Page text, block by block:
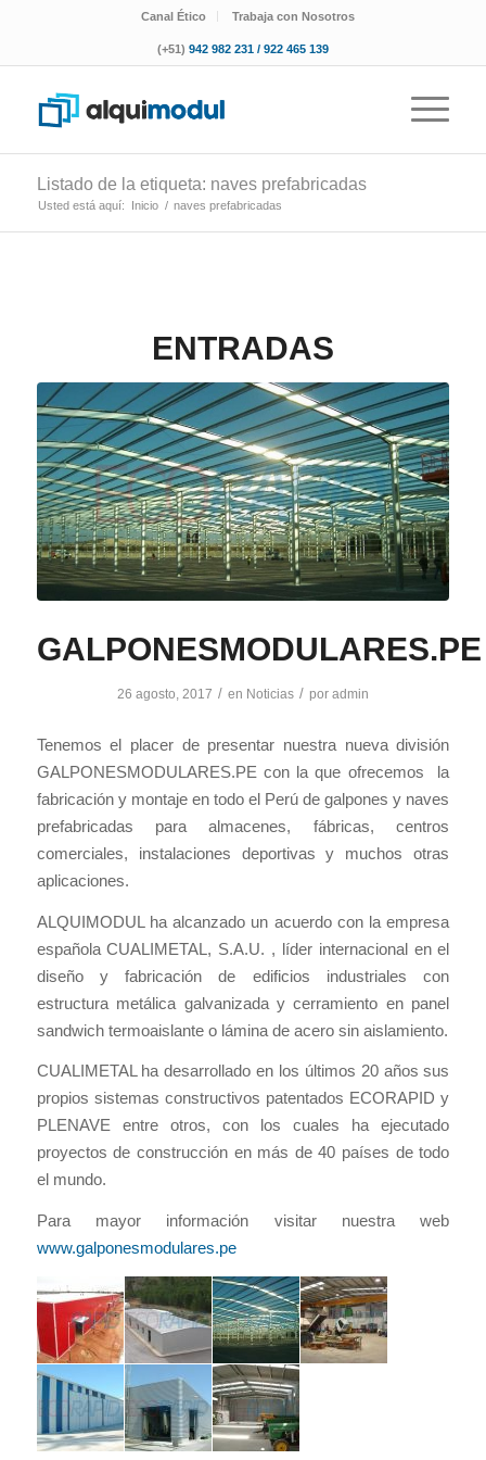
Canal Ético Trabaja con Nosotros
(+51) 942 982 231 / 922 465 139
Listado de la etiqueta: naves prefabricadas
Usted está aquí: Inicio / naves prefabricadas
ENTRADAS
GALPONESMODULARES.PE
26 agosto, 2017 / en Noticias / por admin
Tenemos el placer de presentar nuestra nueva división
GALPONESMODULARES.PE con la que ofrecemos la
fabricación y montaje en todo el Perú de galpones y naves
prefabricadas para almacenes, fábricas, centros
comerciales, instalaciones deportivas y muchos otras
aplicaciones.
ALQUIMODUL ha alcanzado un acuerdo con la empresa
española CUALIMETAL, S.A.U. , líder internacional en el
diseño y fabricación de edificios industriales con
estructura metálica galvanizada y cerramiento en panel
sandwich termoaislante o lámina de acero sin aislamiento.
CUALIMETAL ha desarrollado en los últimos 20 años sus
propios sistemas constructivos patentados ECORAPID y
PLENAVE entre otros, con los cuales ha ejecutado
proyectos de construcción en más de 40 países de todo
el mundo.
Para mayor información visitar nuestra web
www.galponesmodulares.pe